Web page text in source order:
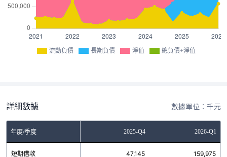
流動負債 長期負債 淨值 總負債+淨值
詳細數據 數據單位：千元
年度/季度 2025-Q4 2026-Q1
短期借款 47,145 159,975